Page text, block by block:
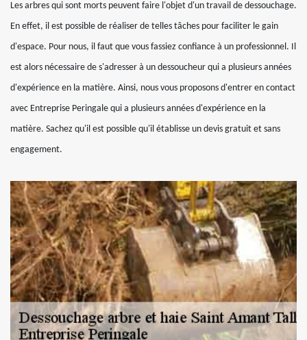
Les arbres qui sont morts peuvent faire l'objet d'un travail de dessouchage.
En effet, il est possible de réaliser de telles tâches pour faciliter le gain
d'espace. Pour nous, il faut que vous fassiez confiance à un professionnel. Il
est alors nécessaire de s'adresser à un dessoucheur qui a plusieurs années
d'expérience en la matière. Ainsi, nous vous proposons d'entrer en contact
avec Entreprise Peringale qui a plusieurs années d'expérience en la
matière. Sachez qu'il est possible qu'il établisse un devis gratuit et sans
engagement.